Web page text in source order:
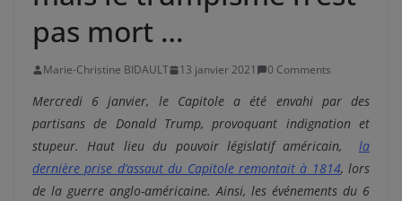
pas mort …
Marie-Christine BIDAULT 13 janvier 2021 0 Comments
Mercredi 6 janvier, le Capitole a été envahi par des
partisans de Donald Trump, provoquant indignation et
stupeur. Haut lieu du pouvoir législatif américain, la
dernière prise d’assaut du Capitole remontait à 1814, lors
de la guerre anglo-américaine. Ainsi, les événements du 6